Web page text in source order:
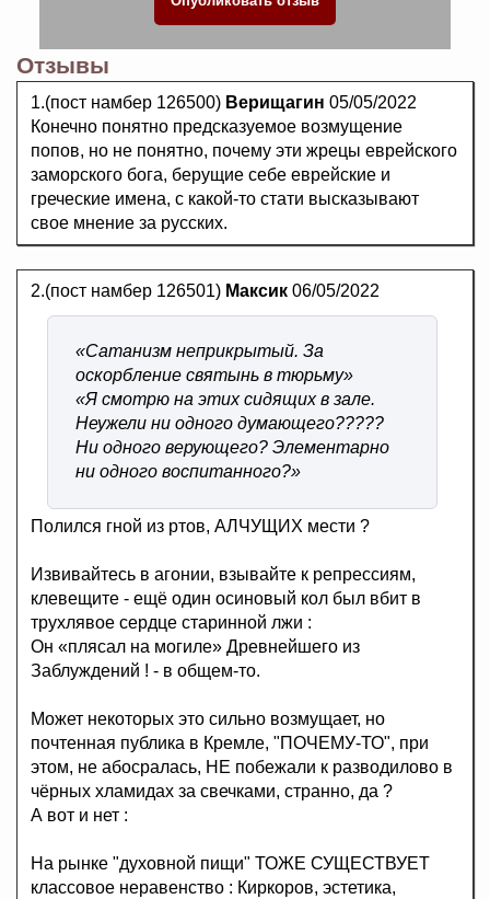
Отзывы
1.(пост намбер 126500) Верищагин 05/05/2022
Конечно понятно предсказуемое возмущение
попов, но не понятно, почему эти жрецы еврейского
заморского бога, берущие себе еврейские и
греческие имена, с какой-то стати высказывают
свое мнение за русских.
2.(пост намбер 126501) Максик 06/05/2022
«Сатанизм неприкрытый. За
оскорбление святынь в тюрьму»
«Я смотрю на этих сидящих в зале.
Неужели ни одного думающего?????
Ни одного верующего? Элементарно
ни одного воспитанного?»
Полился гной из ртов, АЛЧУЩИХ мести ?
Извивайтесь в агонии, взывайте к репрессиям,
клевещите - ещё один осиновый кол был вбит в
трухлявое сердце старинной лжи :
Он «плясал на могиле» Древнейшего из
Заблуждений ! - в общем-то.
Может некоторых это сильно возмущает, но
почтенная публика в Кремле, "ПОЧЕМУ-ТО", при
этом, не абосралась, НЕ побежали к разводилово в
чёрных хламидах за свечками, странно, да ?
А вот и нет :
На рынке "духовной пищи" ТОЖЕ СУЩЕСТВУЕТ
классовое неравенство : Киркоров, эстетика,